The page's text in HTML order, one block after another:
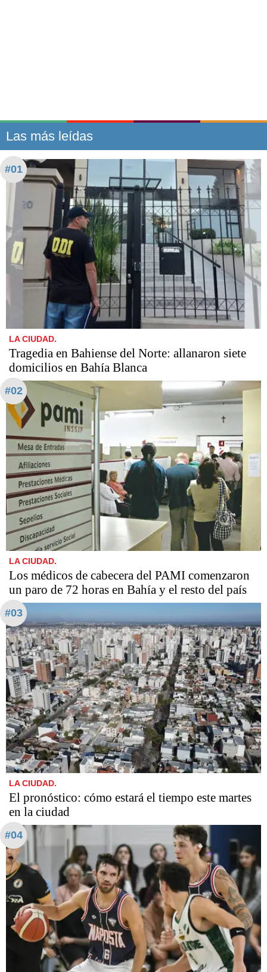
Las más leídas
#01
LA CIUDAD.
Tragedia en Bahiense del Norte: allanaron siete
domicilios en Bahía Blanca
#02
LA CIUDAD.
Los médicos de cabecera del PAMI comenzaron
un paro de 72 horas en Bahía y el resto del país
#03
LA CIUDAD.
El pronóstico: cómo estará el tiempo este martes
en la ciudad
#04